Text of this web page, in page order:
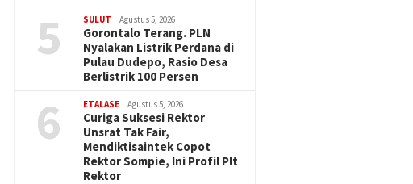
5 SULUT Agustus 5, 2026
Gorontalo Terang. PLN
Nyalakan Listrik Perdana di
Pulau Dudepo, Rasio Desa
Berlistrik 100 Persen
6 ETALASE Agustus 5, 2026
Curiga Suksesi Rektor
Unsrat Tak Fair,
Mendiktisaintek Copot
Rektor Sompie, Ini Profil Plt
Rektor